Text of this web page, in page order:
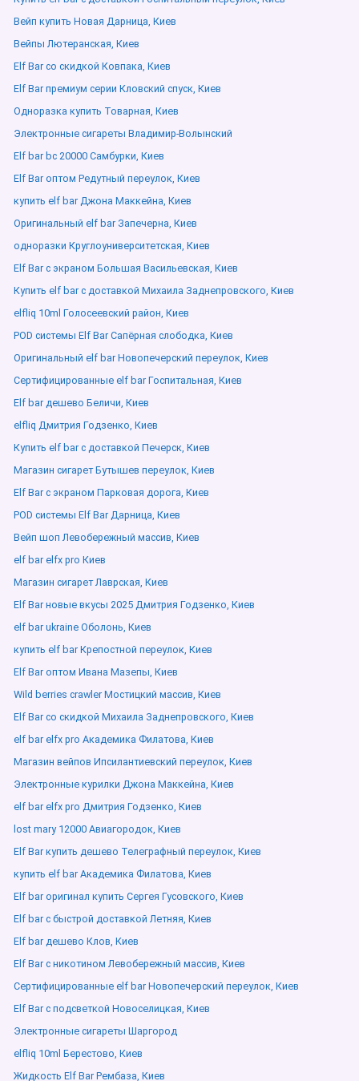
Вейп купить Новая Дарница, Киев
Вейпы Лютеранская, Киев
Elf Bar со скидкой Ковпака, Киев
Elf Bar премиум серии Кловский спуск, Киев
Одноразка купить Товарная, Киев
Электронные сигареты Владимир-Волынский
Elf bar bc 20000 Самбурки, Киев
Elf Bar оптом Редутный переулок, Киев
купить elf bar Джона Маккейна, Киев
Оригинальный elf bar Запечерна, Киев
одноразки Круглоуниверситетская, Киев
Elf Bar с экраном Большая Васильевская, Киев
Купить elf bar с доставкой Михаила Заднепровского, Киев
elfliq 10ml Голосеевский район, Киев
POD системы Elf Bar Сапёрная слободка, Киев
Оригинальный elf bar Новопечерский переулок, Киев
Сертифицированные elf bar Госпитальная, Киев
Elf bar дешево Беличи, Киев
elfliq Дмитрия Годзенко, Киев
Купить elf bar с доставкой Печерск, Киев
Магазин сигарет Бутышев переулок, Киев
Elf Bar с экраном Парковая дорога, Киев
POD системы Elf Bar Дарница, Киев
Вейп шоп Левобережный массив, Киев
elf bar elfx pro Киев
Магазин сигарет Лаврская, Киев
Elf Bar новые вкусы 2025 Дмитрия Годзенко, Киев
elf bar ukraine Оболонь, Киев
купить elf bar Крепостной переулок, Киев
Elf Bar оптом Ивана Мазепы, Киев
Wild berries crawler Мостицкий массив, Киев
Elf Bar со скидкой Михаила Заднепровского, Киев
elf bar elfx pro Академика Филатова, Киев
Магазин вейпов Ипсилантиевский переулок, Киев
Электронные курилки Джона Маккейна, Киев
elf bar elfx pro Дмитрия Годзенко, Киев
lost mary 12000 Авиагородок, Киев
Elf Bar купить дешево Телеграфный переулок, Киев
купить elf bar Академика Филатова, Киев
Elf bar оригинал купить Сергея Гусовского, Киев
Elf bar с быстрой доставкой Летняя, Киев
Elf bar дешево Клов, Киев
Elf Bar с никотином Левобережный массив, Киев
Сертифицированные elf bar Новопечерский переулок, Киев
Elf Bar с подсветкой Новоселицкая, Киев
Электронные сигареты Шаргород
elfliq 10ml Берестово, Киев
Жидкость Elf Bar Рембаза, Киев